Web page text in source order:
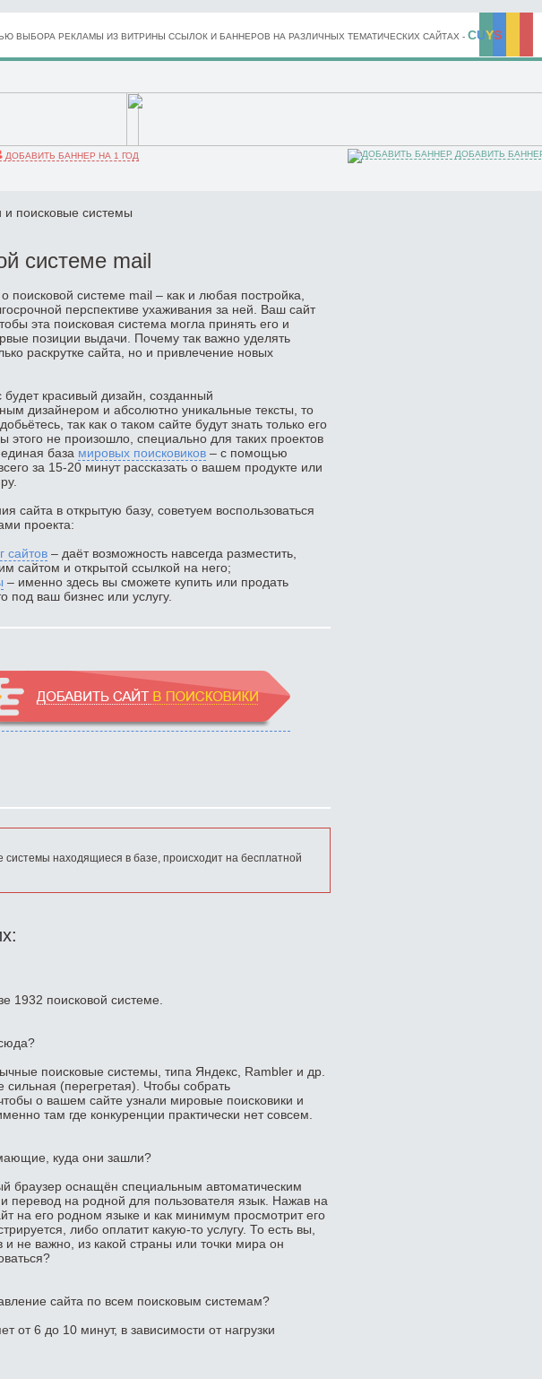
ВЫБОРА РЕКЛАМЫ ИЗ ВИТРИНЫ ССЫЛОК И БАННЕРОВ НА РАЗЛИЧНЫХ ТЕМАТИЧЕСКИХ САЙТАХ - CUYS
ДОБАВИТЬ БАННЕР НА 1 ГОД ДОБАВИТЬ
поисковые системы
системе mail
поисковой системе mail – как и любая постройка,
перспективе ухаживания за ней. Ваш сайт
эта поисковая система могла принять его и
позиции выдачи. Почему так важно уделять
раскрутке сайта, но и привлечение новых
будет красивый дизайн, созданный
дизайнером и абсолютно уникальные тексты, то
так как о таком сайте будут знать только его
этого не произошло, специально для таких проектов
база мировых поисковиков – с помощью
за 15-20 минут рассказать о вашем продукте или
сайта в открытую базу, советуем воспользоваться
проекта:
сайтов – даёт возможность навсегда разместить,
сайтом и открытой ссылкой на него;
– именно здесь вы сможете купить или продать
под ваш бизнес или услугу.
системы находящиеся в базе, происходит на бесплатной
1932 поисковой системе.
поисковые системы, типа Яндекс, Rambler и др.
сильная (перегретая). Чтобы собрать
о вашем сайте узнали мировые поисковики и
там где конкуренции практически нет совсем.
куда они зашли?
браузер оснащён специальным автоматическим
на родной для пользователя язык. Нажав на
на его родном языке и как минимум просмотрит его
либо оплатит какую-то услугу. То есть вы,
не важно, из какой страны или точки мира он
сайта по всем поисковым системам?
от 6 до 10 минут, в зависимости от нагрузки